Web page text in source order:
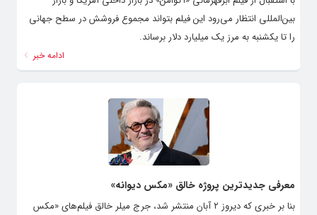
بین‌المللی انتظار می‌رود این فیلم بتواند مجموع فروشش در سطح جهانی
را تا یکشنبه به مرز یک میلیارد دلار برساند.
ادامه خبر
معرفی جدیدترین پروژه خالق «مکس دیوانه»
بنا بر خبری که دیروز ۲ آبان منتشر شد، جرج میلر خالق فیلم‌های «مکس